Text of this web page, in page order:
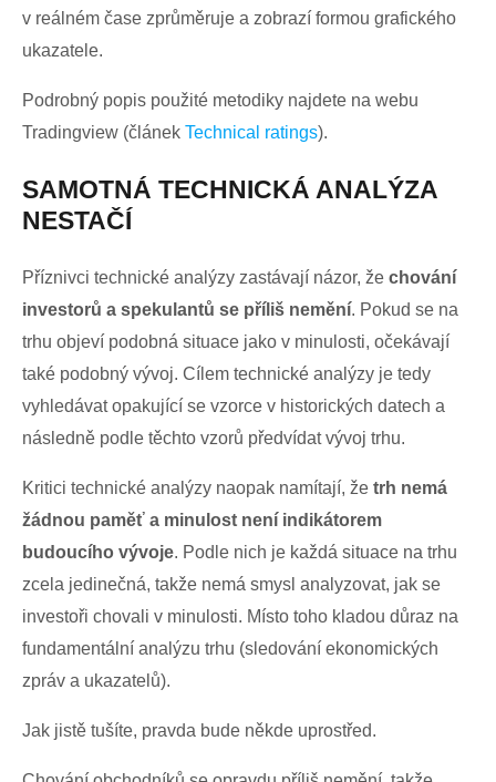
v reálném čase zprůměruje a zobrazí formou grafického
ukazatele.
Podrobný popis použité metodiky najdete na webu
Tradingview (článek Technical ratings).
SAMOTNÁ TECHNICKÁ ANALÝZA
NESTAČÍ
Příznivci technické analýzy zastávají názor, že chování
investorů a spekulantů se příliš nemění. Pokud se na
trhu objeví podobná situace jako v minulosti, očekávají
také podobný vývoj. Cílem technické analýzy je tedy
vyhledávat opakující se vzorce v historických datech a
následně podle těchto vzorů předvídat vývoj trhu.
Kritici technické analýzy naopak namítají, že trh nemá
žádnou paměť a minulost není indikátorem
budoucího vývoje. Podle nich je každá situace na trhu
zcela jedinečná, takže nemá smysl analyzovat, jak se
investoři chovali v minulosti. Místo toho kladou důraz na
fundamentální analýzu trhu (sledování ekonomických
zpráv a ukazatelů).
Jak jistě tušíte, pravda bude někde uprostřed.